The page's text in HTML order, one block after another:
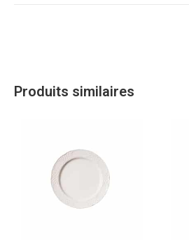
Produits similaires